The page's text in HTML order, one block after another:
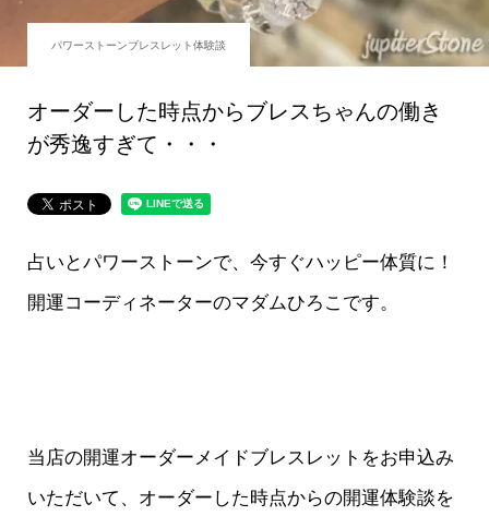
パワーストーンブレスレット体験談
オーダーした時点からブレスちゃんの働き
が秀逸すぎて・・・
占いとパワーストーンで、今すぐハッピー体質に！
開運コーディネーターのマダムひろこです。
当店の開運オーダーメイドブレスレットをお申込み
いただいて、オーダーした時点からの開運体験談を